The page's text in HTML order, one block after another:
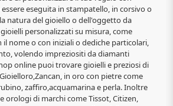
eseguita in stampatello, in corsivo o
natura del gioiello o dell'oggetto da
personalizzati su misura, come
il nome o con iniziali o dediche particolari,
volendo impreziositi da diamanti
online puoi trovare gioielli e preziosi di
in oro con pietre come
zaffiro,acquamarina e perla. Inoltre
orologi di marchi come Tissot, Citizen,